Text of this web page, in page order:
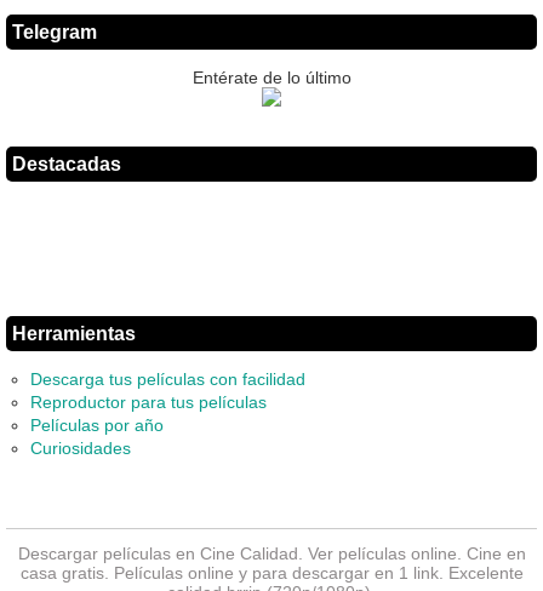
Telegram
Entérate de lo último
Destacadas
Herramientas
Descarga tus películas con facilidad
Reproductor para tus películas
Películas por año
Curiosidades
Descargar películas en Cine Calidad. Ver películas online . Cine en
casa gratis. Películas online y para descargar en 1 link. Excelente